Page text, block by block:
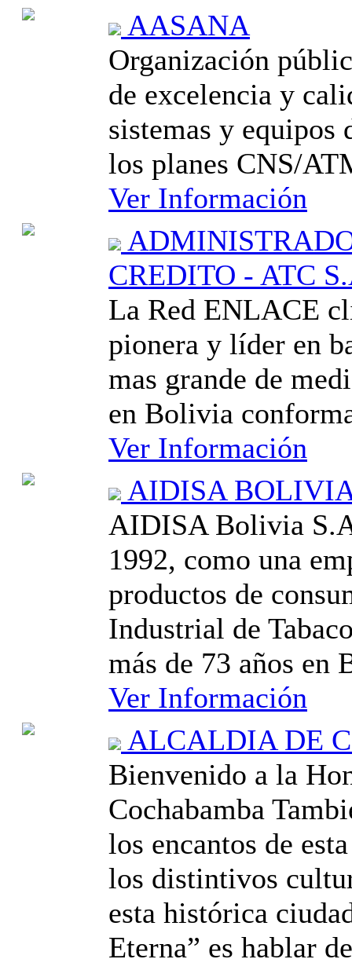
AASANA
Organización
de excelencia y
sistemas y equipos
los planes CNS/
Ver Información
CREDITO - ATC
La Red ENLACE
pionera y líder en
mas grande de
en Bolivia
Ver Información
AIDISA
AIDISA Bolivia
1992, como una
productos de
Industrial de
más de 73 años en
Ver Información
ALCALDIA DE
Bienvenido a la
Cochabamba
los encantos de
los distintivos
esta histórica
Eterna” es hablar